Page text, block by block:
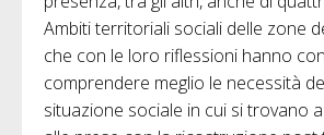
Ambiti territoriali sociali delle zone
che con le loro riflessioni hanno
comprendere meglio le necessità
situazione sociale in cui si trovano